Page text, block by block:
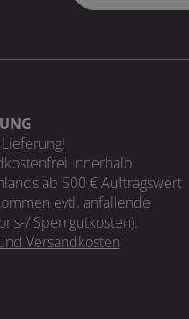
innerhalb
ab 500 € Auftragswert
evtl. anfallende
Sperrgutkosten).
Versandkosten